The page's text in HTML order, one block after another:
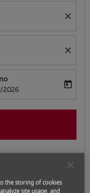
close
close
return-date-aria-label
2026
today
Voli Tangeri -
the storing of cookies
site usage, and